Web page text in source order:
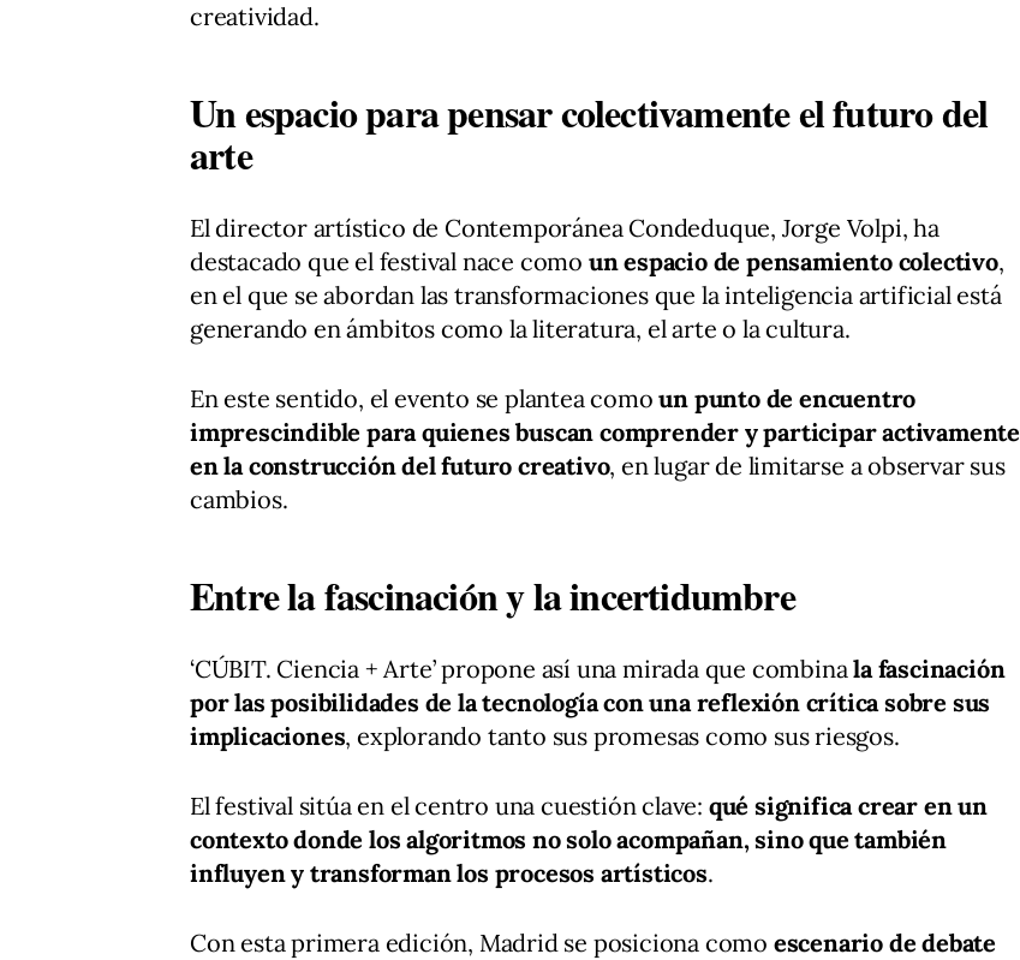
creatividad.
Un espacio para pensar colectivamente el futuro del
arte
El director artístico de Contemporánea Condeduque, Jorge Volpi, ha
destacado que el festival nace como un espacio de pensamiento colectivo,
en el que se abordan las transformaciones que la inteligencia artificial está
generando en ámbitos como la literatura, el arte o la cultura.
En este sentido, el evento se plantea comoun punto de encuentro
imprescindible para quienes buscan comprender y participar activamente
en la construcción del futuro creativo, en lugar de limitarse a observar sus
cambios.
Entre la fascinación y la incertidumbre
‘CÚBIT. Ciencia + Arte’ propone así una mirada que combinala fascinación
por las posibilidades de la tecnología con una reflexión crítica sobre sus
implicaciones, explorando tanto sus promesas como sus riesgos.
El festival sitúa en el centro una cuestión clave: qué significa crear en un
contexto donde los algoritmos no solo acompañan, sino que también
influyen y transforman los procesos artísticos.
Con esta primera edición, Madrid se posiciona como escenario de debate